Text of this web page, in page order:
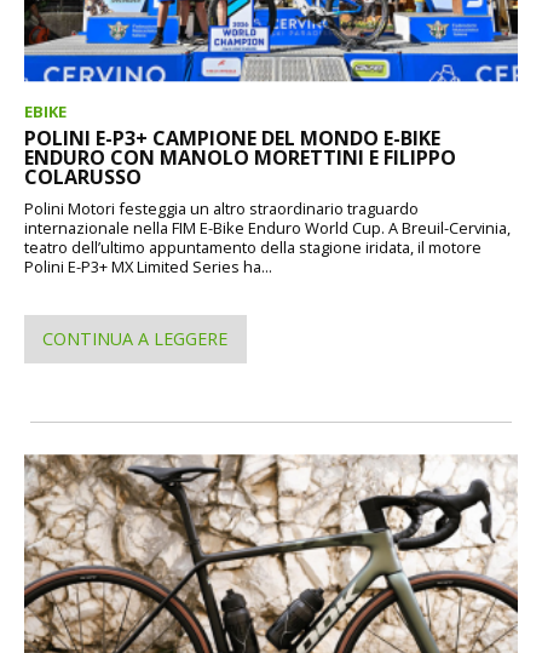
EBIKE
POLINI E-P3+ CAMPIONE DEL MONDO E-BIKE
ENDURO CON MANOLO MORETTINI E FILIPPO
COLARUSSO
Polini Motori festeggia un altro straordinario traguardo
internazionale nella FIM E-Bike Enduro World Cup. A Breuil-Cervinia,
teatro dell’ultimo appuntamento della stagione iridata, il motore
Polini E-P3+ MX Limited Series ha...
CONTINUA A LEGGERE